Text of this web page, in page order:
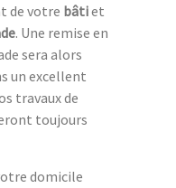
de votre bâtiet
. Une remise en
sera alors
un excellent
travaux de
toujours
domicile